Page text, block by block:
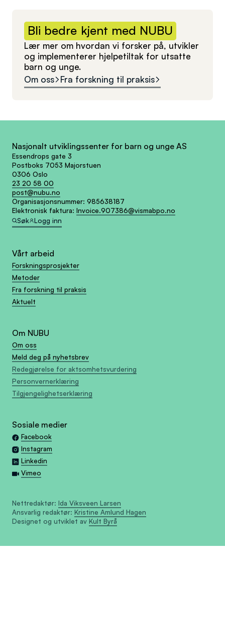
Bli bedre kjent med NUBU
Lær mer om hvordan vi forsker på, utvikler
og implementerer hjelpetiltak for utsatte
barn og unge.
Om oss
Fra forskning til praksis
Nasjonalt utviklingssenter for barn og unge AS
Essendrops gate 3
Postboks 7053 Majorstuen
0306 Oslo
23 20 58 00
post@nubu.no
Organisasjonsnummer: 985638187
Elektronisk faktura: Invoice.907386@vismabpo.no
Søk
Logg inn
Vårt arbeid
Forskningsprosjekter
Metoder
Fra forskning til praksis
Aktuelt
Om NUBU
Om oss
Meld deg på nyhetsbrev
Redegjørelse for aktsomhetsvurdering
Personvernerklæring
Tilgjengelighetserklæring
Sosiale medier
Facebook
Instagram
Linkedin
Vimeo
Nettredaktør: Ida Viksveen Larsen
Ansvarlig redaktør: Kristine Amlund Hagen
Designet og utviklet av Kult Byrå